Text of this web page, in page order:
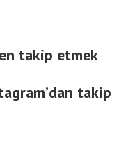
takip etmek
takip